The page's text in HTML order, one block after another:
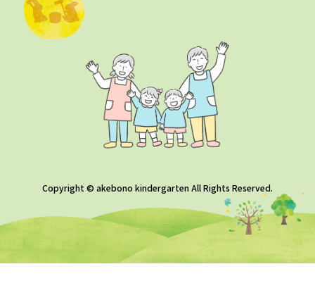
Copyright © akebono kindergarten All Rights Reserved.